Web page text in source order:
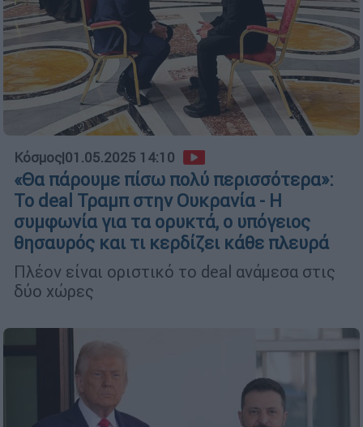
Κόσμος|01.05.2025 14:10
«Θα πάρουμε πίσω πολύ περισσότερα»:
Το deal Τραμπ στην Ουκρανία - Η
συμφωνία για τα ορυκτά, ο υπόγειος
θησαυρός και τι κερδίζει κάθε πλευρά
Πλέον είναι οριστικό το deal ανάμεσα στις
δύο χώρες